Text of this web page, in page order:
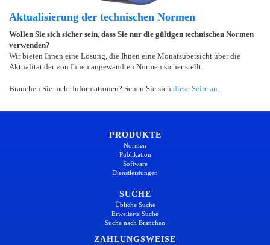
Aktualisierung der technischen Normen
Wollen Sie sich sicher sein, dass Sie nur die gültigen technischen Normen
verwenden?
Wir bieten Ihnen eine Lösung, die Ihnen eine Monatsübersicht über die
Aktualität der von Ihnen angewandten Normen sicher stellt.
Brauchen Sie mehr Informationen? Sehen Sie sich diese Seite an
PRODUKTE
Normen
Publikation
Software
Dienstleistungen
SUCHE
Übliche Suche
Erweiterte Suche
Suche nach Branchen
ZAHLUNGSWEISE